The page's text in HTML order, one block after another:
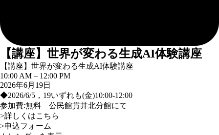
【講座】世界が変わる生成AI体験講座
【講座】世界が変わる生成AI体験講座
10:00 AM – 12:00 PM
2026年6月19日
◆2026/6/5，19いずれも(金)10:00-12:00
参加費:無料 公民館貫井北分館にて
>詳しくはこちら
>申込フォーム